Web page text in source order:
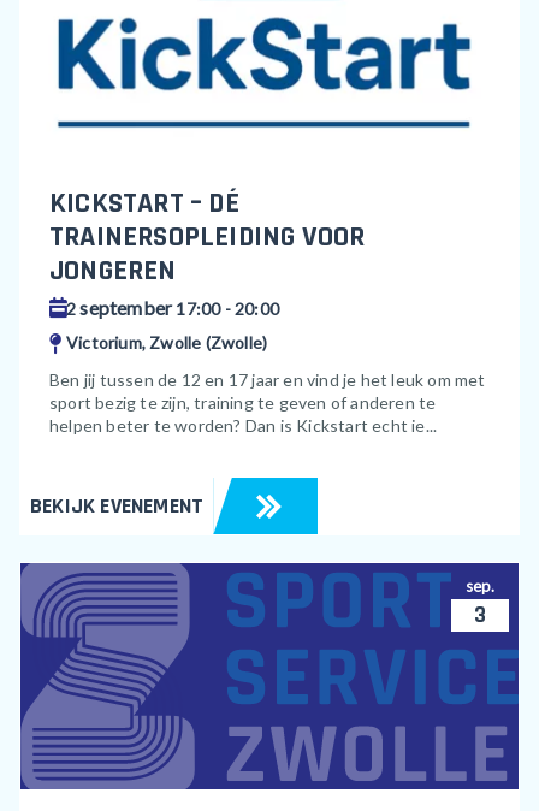
KICKSTART – DÉ
TRAINERSOPLEIDING VOOR
JONGEREN
2september17:00 - 20:00
Victorium, Zwolle (Zwolle)
Ben jij tussen de 12 en 17 jaar en vind je het leuk om met
sport bezig te zijn, training te geven of anderen te
helpen beter te worden? Dan is Kickstart echt ie...
BEKIJK EVENEMENT
sep.
3